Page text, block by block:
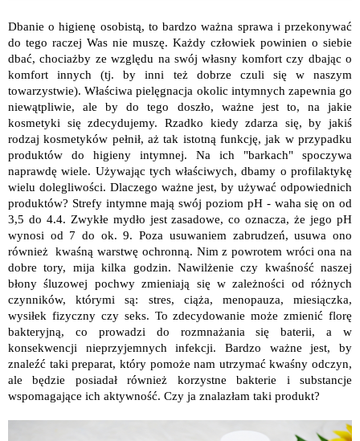
Dbanie o higienę osobistą, to bardzo ważna sprawa i przekonywać
do tego raczej Was nie muszę. Każdy człowiek powinien o siebie
dbać, chociażby ze względu na swój własny komfort czy dbając o
komfort innych (tj. by inni też dobrze czuli się w naszym
towarzystwie). Właściwa pielęgnacja okolic intymnych zapewnia go
niewątpliwie, ale by do tego doszło, ważne jest to, na jakie
kosmetyki się zdecydujemy. Rzadko kiedy zdarza się, by jakiś
rodzaj kosmetyków pełnił, aż tak istotną funkcję, jak w przypadku
produktów do higieny intymnej. Na ich "barkach" spoczywa
naprawdę wiele. Używając tych właściwych, dbamy o profilaktykę
wielu dolegliwości. Dlaczego ważne jest, by używać odpowiednich
produktów? Strefy intymne mają swój poziom pH - waha się on od
3,5 do 4.4. Zwykłe mydło jest zasadowe, co oznacza, że jego pH
wynosi od 7 do ok. 9. Poza usuwaniem zabrudzeń, usuwa ono
również kwaśną warstwę ochronną. Nim z powrotem wróci ona na
dobre tory, mija kilka godzin. Nawilżenie czy kwaśność naszej
błony śluzowej pochwy zmieniają się w zależności od różnych
czynników, którymi są: stres, ciąża, menopauza, miesiączka,
wysiłek fizyczny czy seks. To zdecydowanie może zmienić florę
bakteryjną, co prowadzi do rozmnażania się baterii, a w
konsekwencji nieprzyjemnych infekcji. Bardzo ważne jest, by
znaleźć taki preparat, który pomoże nam utrzymać kwaśny odczyn,
ale będzie posiadał również korzystne bakterie i substancje
wspomagające ich aktywność. Czy ja znalazłam taki produkt?